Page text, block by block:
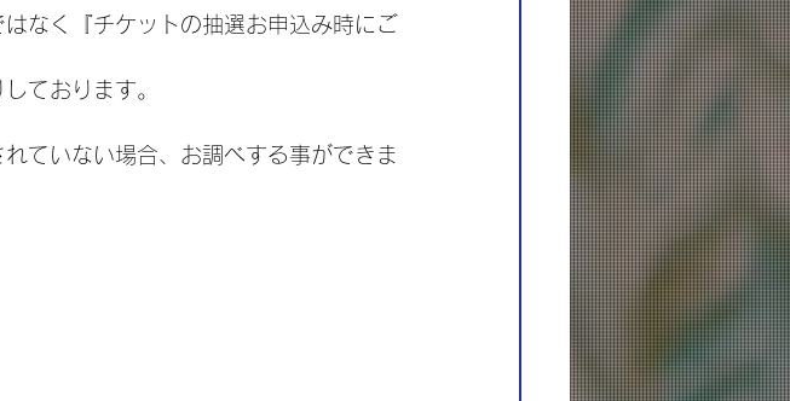
なく『チケットの抽選お申込み時にご
ております。
ていない場合、お調べする事ができま